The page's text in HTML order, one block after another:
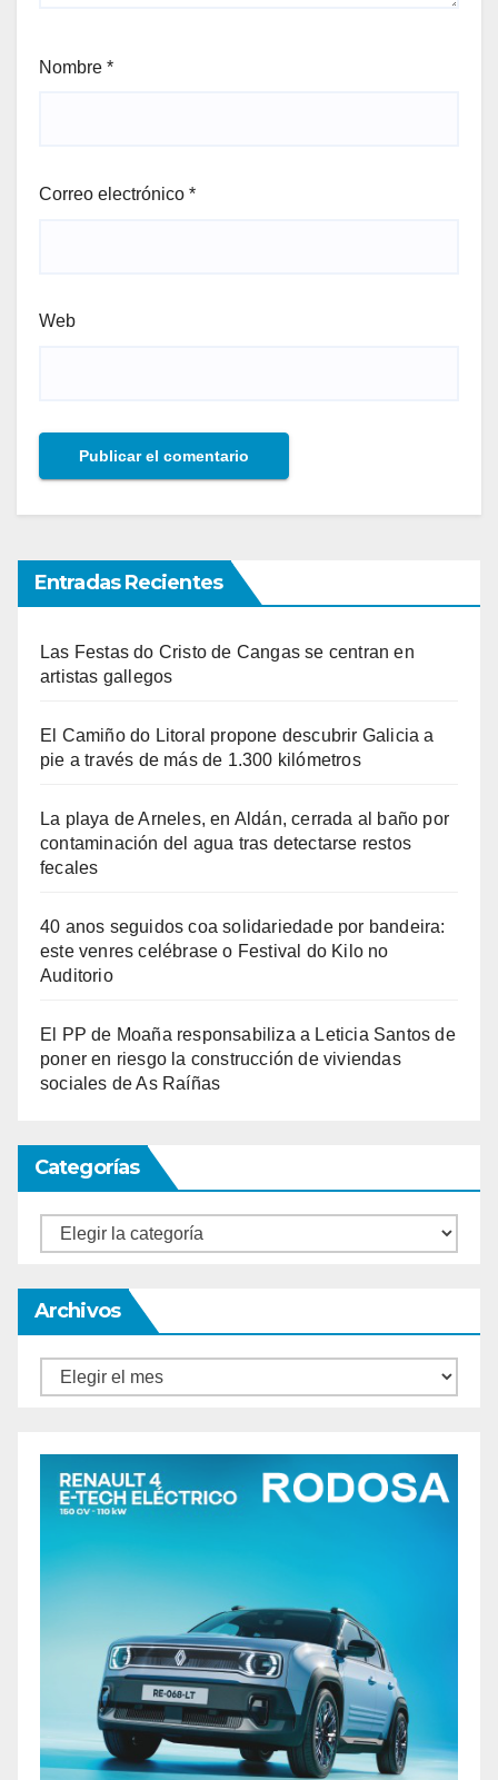
Nombre *
Correo electrónico *
Web
Entradas Recientes
Las Festas do Cristo de Cangas se centran en
artistas gallegos
El Camiño do Litoral propone descubrir Galicia a
pie a través de más de 1.300 kilómetros
La playa de Arneles, en Aldán, cerrada al baño por
contaminación del agua tras detectarse restos
fecales
40 anos seguidos coa solidariedade por bandeira:
este venres celébrase o Festival do Kilo no
Auditorio
El PP de Moaña responsabiliza a Leticia Santos de
poner en riesgo la construcción de viviendas
sociales de As Raíñas
Categorías
Categorías
Archivos
Archivos